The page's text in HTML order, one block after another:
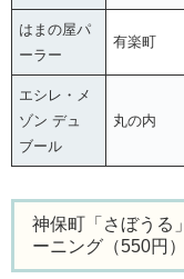
はまの屋パ
ーラー
有楽町
エシレ・メ
ゾン デュ
ブール
丸の内
神保町「さぼうる
ーニング（550円）